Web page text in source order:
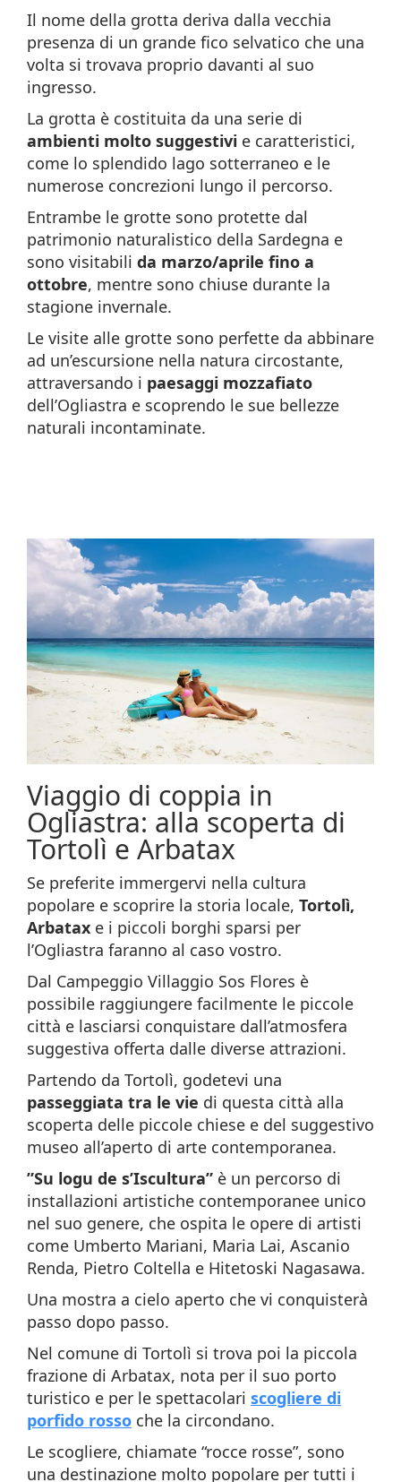
Il nome della grotta deriva dalla vecchia
presenza di un grande fico selvatico che una
volta si trovava proprio davanti al suo
ingresso.
La grotta è costituita da una serie di
ambienti molto suggestivi e caratteristici,
come lo splendido lago sotterraneo e le
numerose concrezioni lungo il percorso.
Entrambe le grotte sono protette dal
patrimonio naturalistico della Sardegna e
sono visitabili da marzo/aprile fino a
ottobre, mentre sono chiuse durante la
stagione invernale.
Le visite alle grotte sono perfette da abbinare
ad un’escursione nella natura circostante,
attraversando i paesaggi mozzafiato
dell’Ogliastra e scoprendo le sue bellezze
naturali incontaminate.
Viaggio di coppia in
Ogliastra: alla scoperta di
Tortolì e Arbatax
Se preferite immergervi nella cultura
popolare e scoprire la storia locale, Tortolì,
Arbatax e i piccoli borghi sparsi per
l’Ogliastra faranno al caso vostro.
Dal Campeggio Villaggio Sos Flores è
possibile raggiungere facilmente le piccole
città e lasciarsi conquistare dall’atmosfera
suggestiva offerta dalle diverse attrazioni.
Partendo da Tortolì, godetevi una
passeggiata tra le vie di questa città alla
scoperta delle piccole chiese e del suggestivo
museo all’aperto di arte contemporanea.
”Su logu de s’Iscultura” è un percorso di
installazioni artistiche contemporanee unico
nel suo genere, che ospita le opere di artisti
come Umberto Mariani, Maria Lai, Ascanio
Renda, Pietro Coltella e Hitetoski Nagasawa.
Una mostra a cielo aperto che vi conquisterà
passo dopo passo.
Nel comune di Tortolì si trova poi la piccola
frazione di Arbatax, nota per il suo porto
turistico e per le spettacolari scogliere di
porfido rosso che la circondano.
Le scogliere, chiamate “rocce rosse”, sono
una destinazione molto popolare per tutti i